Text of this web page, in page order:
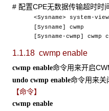
# 配置CPE无数据传输超时时
<Sysname> system-view
[Sysname] cwmp
[Sysname-cwmp]
1.1.18 cwmp enable
cwmp enable命令用来开启
undo cwmp enable命令用来关
【命令】
cwmp enable